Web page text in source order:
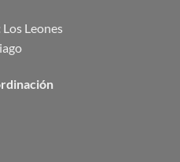
Los Leones